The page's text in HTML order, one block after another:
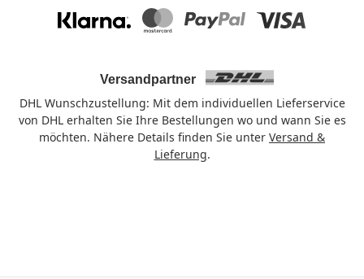
Klarna MastercardPayPal Visa
Versandpartner
DHL Wunschzustellung: Mit dem individuellen Lieferservice
von DHL erhalten Sie Ihre Bestellungen wo und wann Sie es
möchten. Nähere Details finden Sie unter Versand &
Lieferung.